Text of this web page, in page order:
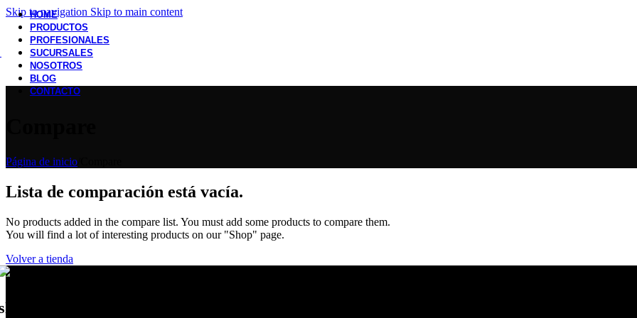
Skip to navigation Skip to main content
HOME
PRODUCTOS
PROFESIONALES
SUCURSALES
NOSOTROS
BLOG
CONTACTO
Página de inicio
Lista de comparación está vacía.
No products added in the compare list. You must add some products to compare them.
You will find a lot of interesting products on our "Shop" page.
Volver a tienda